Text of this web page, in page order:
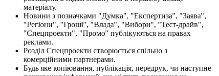
матеріалу.
Новини з позначками "Думка", "Експертиза", "Заява",
"Регіони", "Гроші", "Влада", "Вибори", "Тест-драйв",
"Спецпроекти", "Промо" публікуються на правах
реклами.
Розділ Спецпроекти створюється спільно з
комерційними партнерами.
Будь яке копіювання, публікація, передрук, чи наступне